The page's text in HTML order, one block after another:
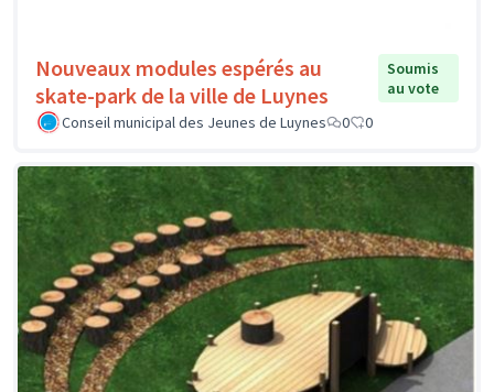
Nouveaux modules espérés au
skate-park de la ville de Luynes
Soumis
au vote
Conseil municipal des Jeunes de Luynes
0 0